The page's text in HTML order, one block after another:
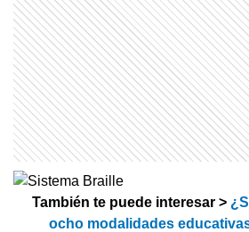
También te puede interesar >
ocho modalidades